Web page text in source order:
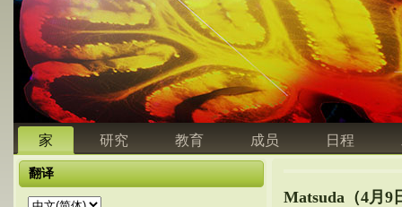
家 研究 教育 成员 日程
翻译
Matsuda（4月9